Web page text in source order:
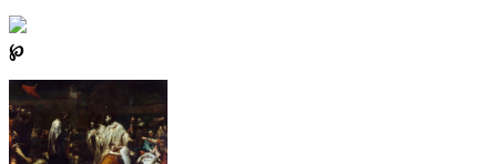
℘